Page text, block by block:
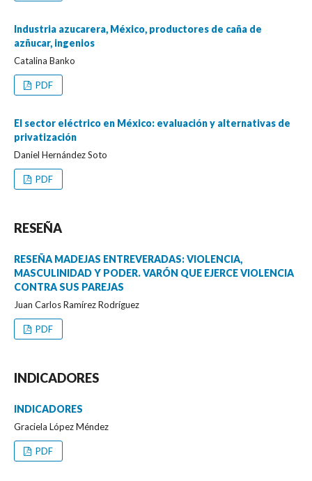
Industria azucarera, México, productores de caña de
azñucar, ingenios
Catalina Banko
PDF
El sector eléctrico en México: evaluación y alternativas de
privatización
Daniel Hernández Soto
PDF
RESEÑA
RESEÑA MADEJAS ENTREVERADAS: VIOLENCIA,
MASCULINIDAD Y PODER. VARÓN QUE EJERCE VIOLENCIA
CONTRA SUS PAREJAS
Juan Carlos Ramírez Rodríguez
PDF
INDICADORES
INDICADORES
Graciela López Méndez
PDF